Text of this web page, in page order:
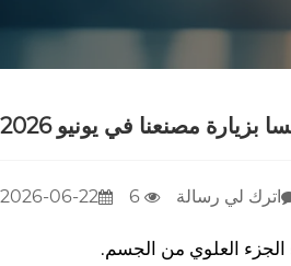
مصنعنا في يونيو 2026
2026-06-22 اترك لي رسالة